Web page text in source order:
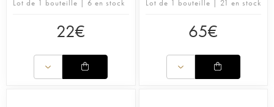
Lot de 1 bouteille | 6 en stock
22€
Lot de 1 bouteille | 21 en stock
65€